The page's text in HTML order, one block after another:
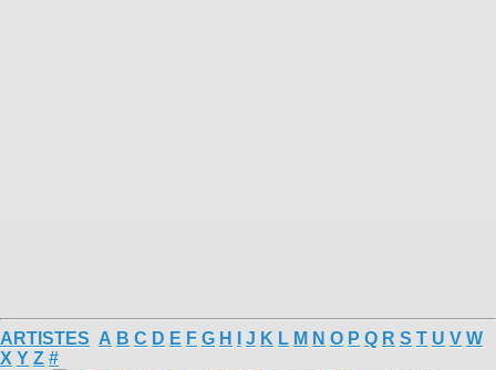
ARTISTES A B C D E F G H J K L M N O P Q R S T U V W
X Y Z #